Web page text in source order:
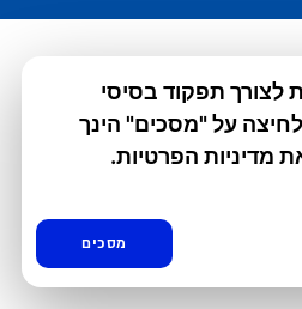
תפקוד בסיסי
על "מסכים" הינך
מדיניות הפרטיות.
מסכים